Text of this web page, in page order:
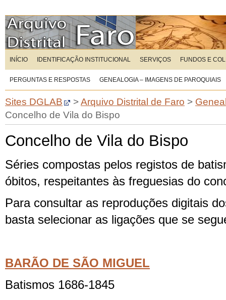
INÍCIO IDENTIFICAÇÃO INSTITUCIONAL SERVIÇOS FUNDOS E
PERGUNTAS E RESPOSTAS GENEALOGIA – IMAGENS DE PAROQUIAIS
Sites DGLAB >Arquivo Distrital de Faro >
Concelho de Vila do Bispo
Concelho de Vila do Bispo
Séries compostas pelos registos de
óbitos, respeitantes às freguesias do
Para consultar as reproduções digitais
basta selecionar as ligações que se
BARÃO DE SÃO MIGUEL
Batismos 1686-1845